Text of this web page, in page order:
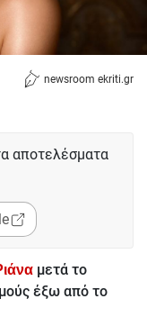
newsroom ekriti.gr
αποτελέσματα
μετά το
έξω από το